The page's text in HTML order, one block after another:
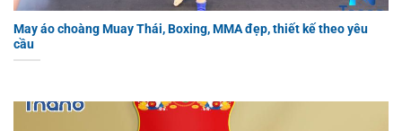
May áo choàng Muay Thái, Boxing, MMA đẹp, thiết kế theo yêu
cầu